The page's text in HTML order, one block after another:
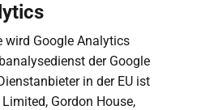
wird Google Analytics
der Google
in der EU ist
Gordon House,